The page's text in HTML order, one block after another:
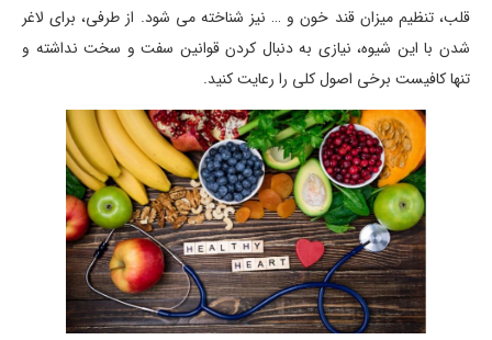
قلب، تنظیم میزان قند خون و … نیز شناخته می شود. از طرفی، برای لاغر
شدن با این شیوه، نیازی به دنبال کردن قوانین سفت و سخت نداشته و
تنها کافیست برخی اصول کلی را رعایت کنید.